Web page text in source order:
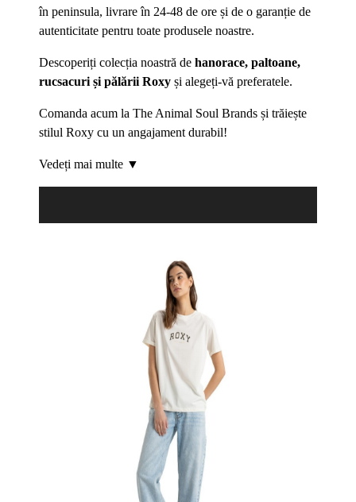
în peninsula, livrare în 24-48 de ore și de o garanție de
autenticitate pentru toate produsele noastre.
Descoperiți colecția noastră de hanorace, paltoane,
rucsacuri și pălării Roxy și alegeți-vă preferatele.
Comanda acum la The Animal Soul Brands și trăiește
stilul Roxy cu un angajament durabil!
Vedeți mai multe ▼